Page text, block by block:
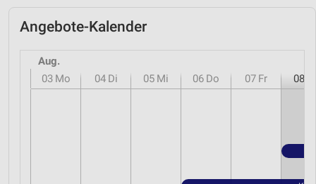
Angebote-Kalender
Aug.
03 Mo 04 Di 05 Mi 06 Do 07 Fr 08